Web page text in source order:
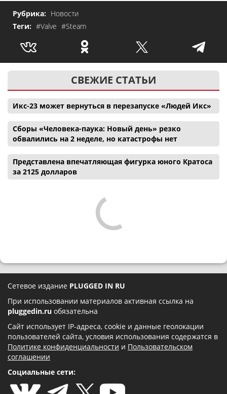
Рубрика: Новости
Теги: #Valve #Steam
СВЕЖИЕ СТАТЬИ
Икс-23 может вернуться в перезапуске «Людей Икс»
Сборы «Человека-паука: Новый день» резко
обвалились на 2 неделе, но катастрофы нет
Представлена впечатляющая фигурка юного Кратоса
за 2125 долларов
Сетевое издание PLUGGED IN RU
При использовании материалов активная ссылка на
pluggedin.ru обязательна
Сайт использует IP-адреса, cookie и данные геолокации
пользователей сайта, условия использования содержатся в
Политике конфиденциальности и Пользовательском
соглашении
Социальные сети: